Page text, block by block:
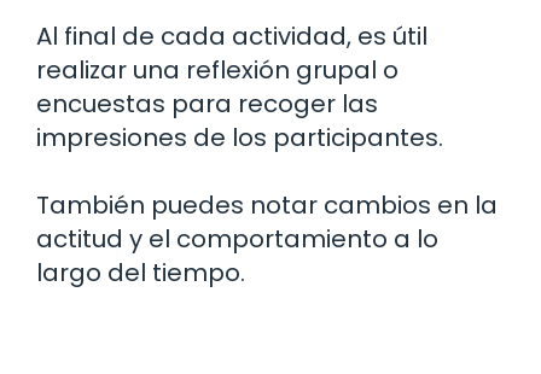
Al final de cada actividad, es útil
realizar una reflexión grupal o
encuestas para recoger las
impresiones de los participantes.
También puedes notar cambios en la
actitud y el comportamiento a lo
largo del tiempo.